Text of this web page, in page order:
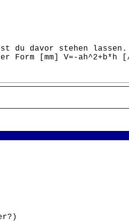
du davor stehen lassen.
[mm] V=-ah^2+b*h